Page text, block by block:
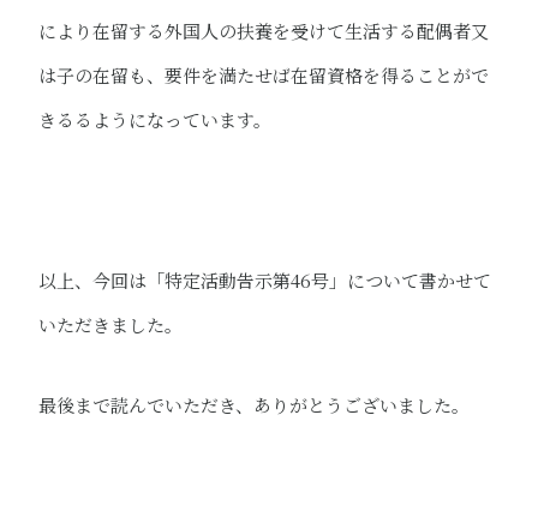
により在留する外国人の扶養を受けて生活する配偶者又
は子の在留も、要件を満たせば在留資格を得ることがで
きるるようになっています。
以上、今回は「特定活動告示第46号」について書かせて
いただきました。
最後まで読んでいただき、ありがとうございました。